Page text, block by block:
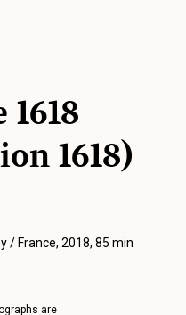
1618)
/ France, 2018, 85 min
are